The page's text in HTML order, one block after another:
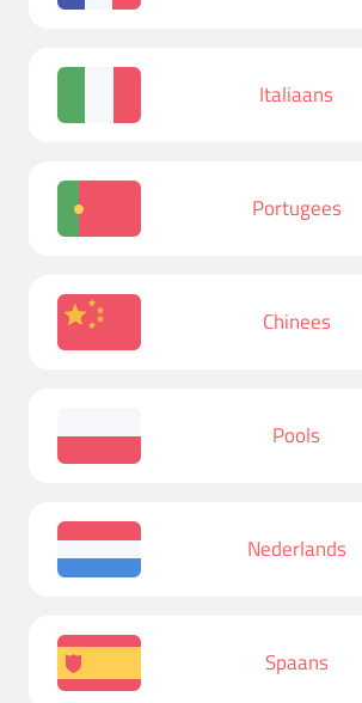
Italiaans
Portugees
Chinees
Pools
Nederlands
Spaans